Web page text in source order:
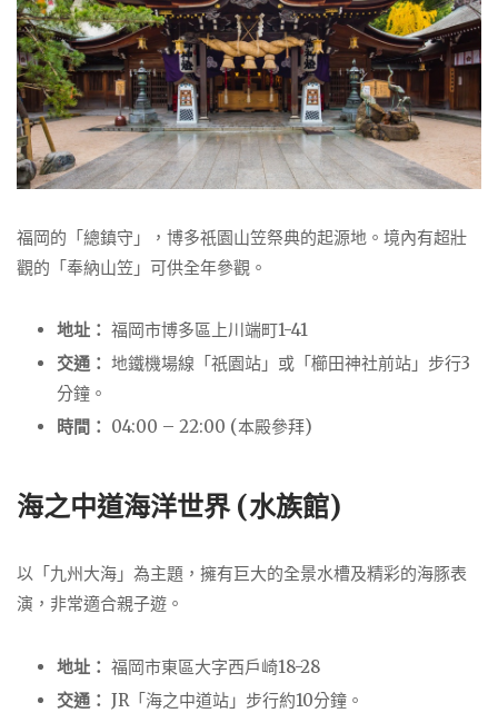
福岡的「總鎮守」，博多祇園山笠祭典的起源地。境內有超壯
觀的「奉納山笠」可供全年參觀。
地址： 福岡市博多區上川端町1-41
交通： 地鐵機場線「祇園站」或「櫛田神社前站」步行3
分鐘。
時間： 04:00 – 22:00 (本殿參拜)
海之中道海洋世界 (水族館)
以「九州大海」為主題，擁有巨大的全景水槽及精彩的海豚表
演，非常適合親子遊。
地址： 福岡市東區大字西戶崎18-28
交通： JR「海之中道站」步行約10分鐘。